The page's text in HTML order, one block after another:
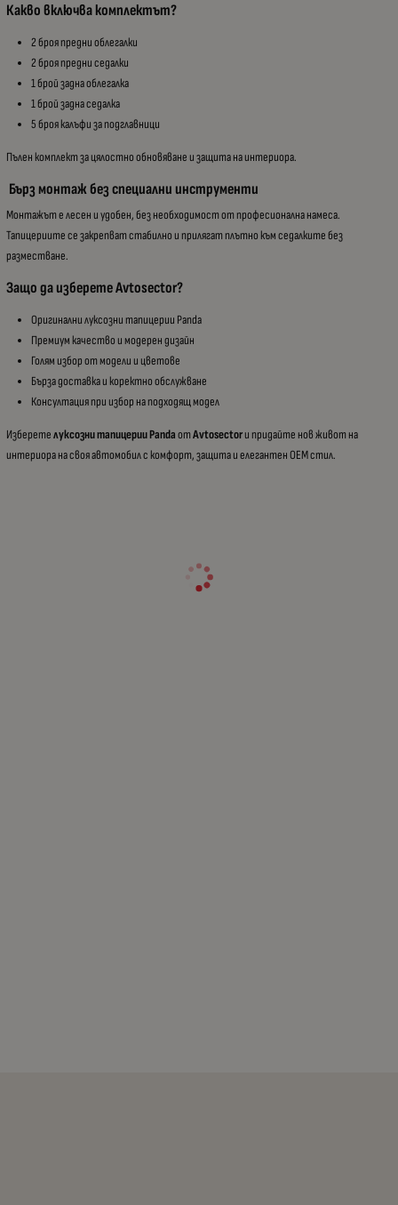
Какво включва комплектът?
2 броя предни облегалки
2 броя предни седалки
1 брой задна облегалка
1 брой задна седалка
5 броя калъфи за подглавници
Пълен комплект за цялостно обновяване и защита на интериора.
Бърз монтаж без специални инструменти
Монтажът е лесен и удобен, без необходимост от професионална намеса.
Тапицериите се закрепват стабилно и прилягат плътно към седалките без
разместване.
Защо да изберете Avtosector?
Оригинални луксозни тапицерии Panda
Премиум качество и модерен дизайн
Голям избор от модели и цветове
Бърза доставка и коректно обслужване
Консултация при избор на подходящ модел
Изберетелуксозни тапицерии PandaотAvtosectorи придайте нов живот на
интериора на своя автомобил с комфорт, защита и елегантен OEM стил.